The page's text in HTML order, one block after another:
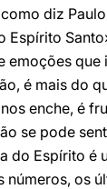
diz
Espírito
emoções
é mais do
enche, é
se pode
do Espírito é
números, os